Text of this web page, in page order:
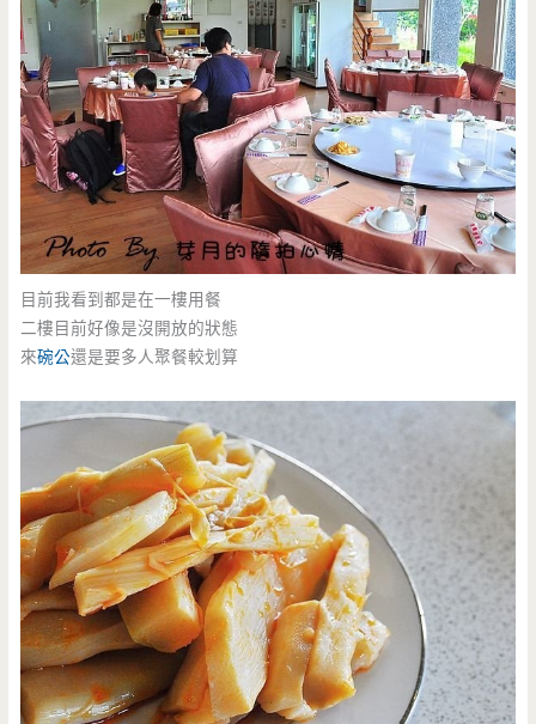
目前我看到都是在一樓用餐
二樓目前好像是沒開放的狀態
來碗公還是要多人聚餐較划算